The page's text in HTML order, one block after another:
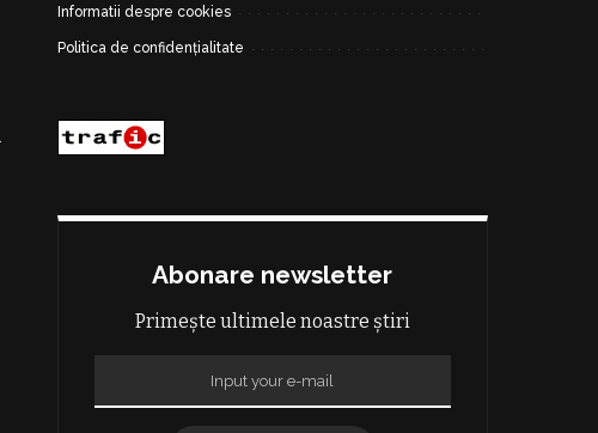
Informatii despre cookies
Politica de confidențialitate
Abonare newsletter
Primește ultimele noastre știri